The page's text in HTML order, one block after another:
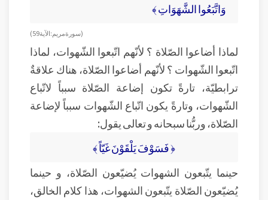
وَاتَّبَعُوا الشَّهَوَاتِ ﴾
( سورة مريم: الآية 59)
لماذا أضاعوا الصّلاة ؟ لأنّهم اتّبعوا الشّهوات، لماذا
اتّبعوا الشّهوات ؟ لأنّهم أضاعوا الصّلاة، هناك علاقةٌ
ترابطيّة، تارةً تكون إضاعة الصّلاة سبباً لاتّباع
الشّهوات، وتارةً يكون اتّباع الشّهوات سبباً لإضاعة
الصّلاة، وربُّنا سبحانه و تعالى يقول:
﴿ فَسَوْفَ يَلْقَوْنَ غَيّاً ﴾
حينما يتّبعون الشهوات يُضيّعون الصّلاة، و حينما
يُضيّعون الصّلاة يتّبعون الشهوات، هذا كلام الخالق،